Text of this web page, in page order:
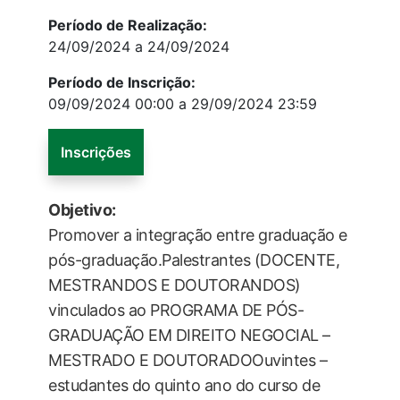
Período de Realização:
24/09/2024 a 24/09/2024
Período de Inscrição:
09/09/2024 00:00 a 29/09/2024 23:59
Inscrições
Objetivo:
Promover a integração entre graduação e
pós-graduação.Palestrantes (DOCENTE,
MESTRANDOS E DOUTORANDOS)
vinculados ao PROGRAMA DE PÓS-
GRADUAÇÃO EM DIREITO NEGOCIAL –
MESTRADO E DOUTORADOOuvintes –
estudantes do quinto ano do curso de